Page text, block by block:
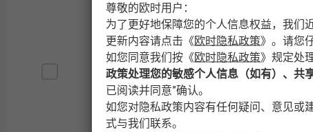
Bopla 聚酯 通风装
通用外壳x50mm宽
RS 库存编号 254-3392
制造商零件编号
尊敬的欧时用户：
为了更好地保障您的个人信息权益，我们
更新内容请点击 《欧时隐私政策》 。请您
如您同意我们按 《欧时隐私政策》 规定处
政策处理您的敏感个人信息（如有）、共
已阅读并同意”确认。
如您对隐私政策内容有任何疑问、意见或
式与我们联系。